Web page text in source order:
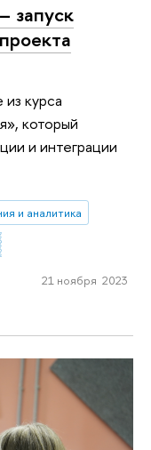
запуск
курса
который
и интеграции
и аналитика
21 ноября 2023